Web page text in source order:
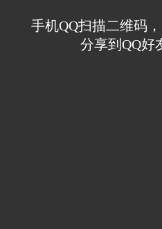
手机QQ扫描二维码
分享到QQ好